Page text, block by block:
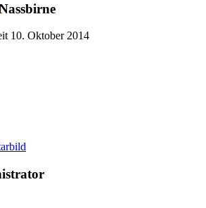
10. Oktober 2014